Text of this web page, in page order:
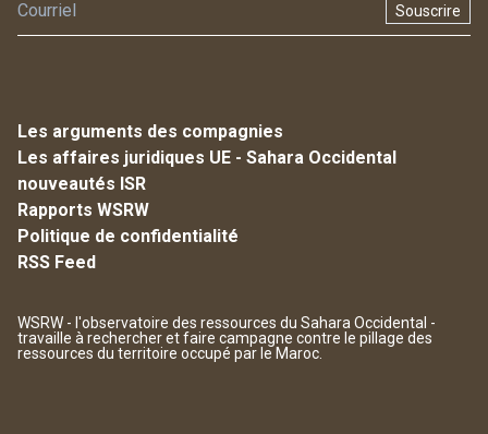
Souscrire
Les arguments des compagnies
Les affaires juridiques UE - Sahara Occidental
nouveautés ISR
Rapports WSRW
Politique de confidentialité
RSS Feed
WSRW - l'observatoire des ressources du Sahara Occidental -
travaille à rechercher et faire campagne contre le pillage des
ressources du territoire occupé par le Maroc.